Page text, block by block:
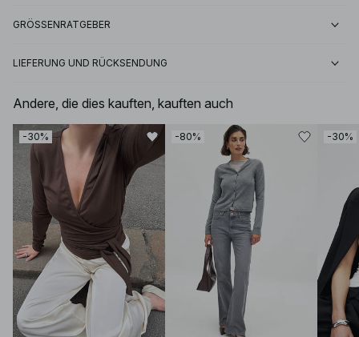
GRÖSSENRATGEBER
LIEFERUNG UND RÜCKSENDUNG
Andere, die dies kauften, kauften auch
-30% -80% -30%